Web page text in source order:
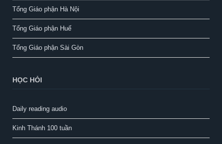
Tổng Giáo phận Hà Nội
Tổng Giáo phận Huế
Tổng Giáo phận Sài Gòn
HỌC HỎI
Daily reading audio
Kinh Thánh 100 tuần